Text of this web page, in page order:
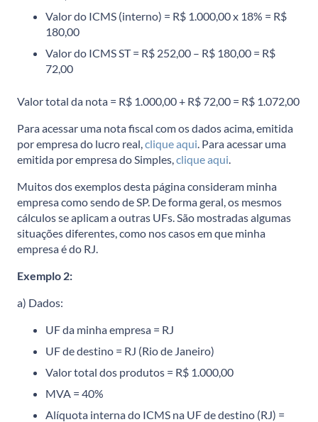
Valor do ICMS (interno) = R$ 1.000,00 x 18% = R$
180,00
Valor do ICMS ST = R$ 252,00 – R$ 180,00 = R$
72,00
Valor total da nota = R$ 1.000,00 + R$ 72,00 = R$ 1.072,00
Para acessar uma nota fiscal com os dados acima, emitida
por empresa do lucro real, clique aqui . Para acessar uma
emitida por empresa do Simples, clique aqui
Muitos dos exemplos desta página consideram minha
empresa como sendo de SP. De forma geral, os mesmos
cálculos se aplicam a outras UFs. São mostradas algumas
situações diferentes, como nos casos em que minha
empresa é do RJ.
Exemplo 2:
a) Dados:
UF da minha empresa = RJ
UF de destino = RJ (Rio de Janeiro)
Valor total dos produtos = R$ 1.000,00
MVA = 40%
Alíquota interna do ICMS na UF de destino (RJ) =